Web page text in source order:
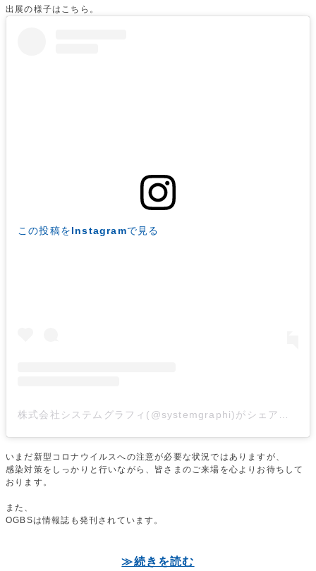
出展の様子はこちら。
この投稿をInstagramで見る
いまだ新型コロナウイルスへの注意が必要な状況ではありますが、
感染対策をしっかりと行いながら、皆さまのご来場を心よりお待ちして
おります。
また、
OGBSは情報誌も発刊されています。
≫続きを読む